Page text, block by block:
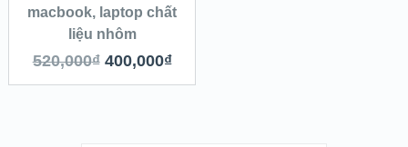
macbook, laptop chất
liệu nhôm
520,000₫ 400,000₫